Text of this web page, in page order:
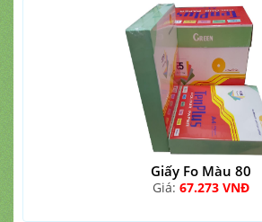
Giấy Fo Màu 80
Giá: 67.273 VNĐ